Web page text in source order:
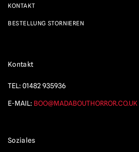
KONTAKT
BESTELLUNG STORNIEREN
Kontakt
TEL: 01482 935936
E-MAIL: BOO@MADABOUTHORROR.CO.UK
Soziales